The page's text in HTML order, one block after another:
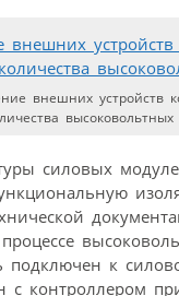
внешних устройств
высоковольтных
силовых
подключен к
с контроллером